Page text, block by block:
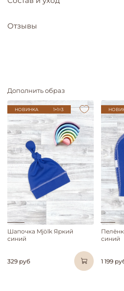
Отзывы
Дополнить образ
НОВИНКА 1+1=3
Шапочка Mjölk Яркий
синий
329 руб
синий
1 199